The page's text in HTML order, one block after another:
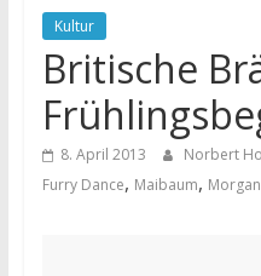
Kultur
Britische
8. April 2013 Norbert
Furry Dance, Maibaum,